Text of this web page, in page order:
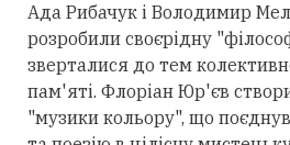
Ада Рибачук і Володимир
розробили своєрідну
зверталися до тем
пам'яті. Флоріан Юр'єв
"музики кольору", що